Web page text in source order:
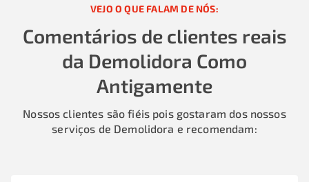
VEJO O QUE FALAM DE NÓS:
Comentários de clientes reais
da Demolidora Como
Antigamente
Nossos clientes são fiéis pois gostaram dos nossos
serviços de Demolidora e recomendam: